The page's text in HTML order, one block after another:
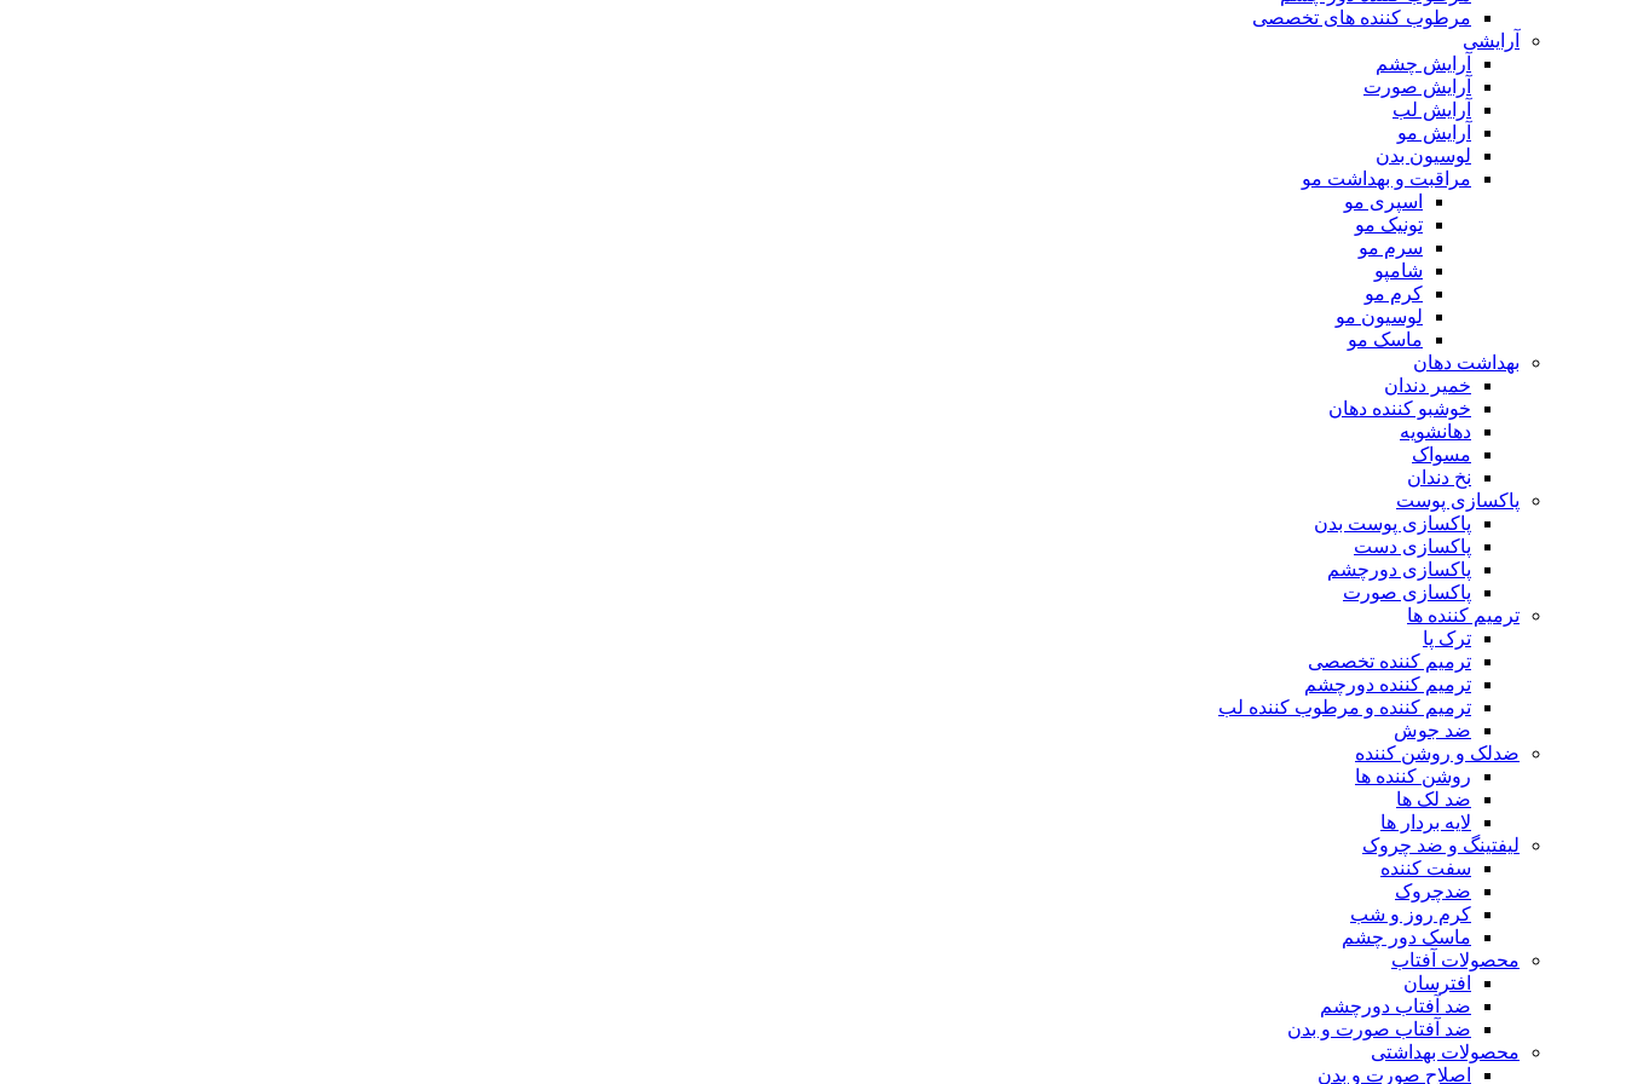
مرطوب کننده های تخصصی
آرایشی
آرایش چشم
آرایش صورت
آرایش لب
آرایش مو
لوسیون بدن
مراقبت و بهداشت مو
اسپری مو
تونیک مو
سرم مو
شامپو
کرم مو
لوسیون مو
ماسک مو
بهداشت دهان
خمیر دندان
خوشبو کننده دهان
دهانشویه
مسواک
نخ دندان
پاکسازی پوست
پاکسازی پوست بدن
پاکسازی دست
پاکسازی دورچشم
پاکسازی صورت
ترمیم کننده ها
ترک پا
ترمیم کننده تخصصی
ترمیم کننده دورچشم
ترمیم کننده و مرطوب کننده لب
ضد جوش
ضدلک و روشن کننده
روشن کننده ها
ضد لک ها
لایه بردار ها
لیفتینگ و ضد چروک
سفت کننده
ضدچروک
کرم روز و شب
ماسک دور چشم
محصولات آفتاب
افترسان
ضد آفتاب دورچشم
ضد آفتاب صورت و بدن
محصولات بهداشتی
اصلاح صورت و بدن